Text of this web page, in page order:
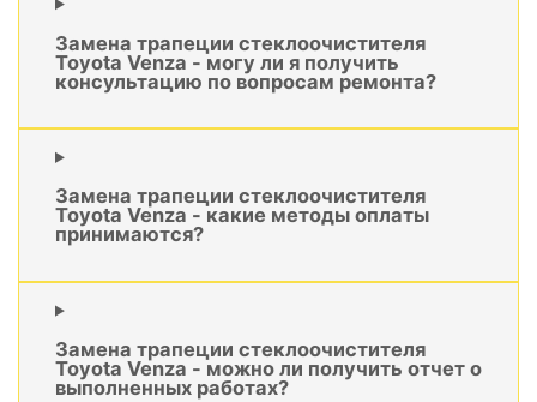
Замена трапеции стеклоочистителя
Toyota Venza - могу ли я получить
консультацию по вопросам ремонта?
Замена трапеции стеклоочистителя
Toyota Venza - какие методы оплаты
принимаются?
Замена трапеции стеклоочистителя
Toyota Venza - можно ли получить отчет о
выполненных работах?